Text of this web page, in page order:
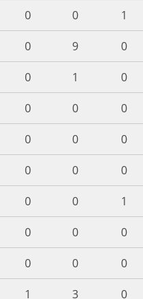
0 0 1
0 9 0
0 1 0
0 0 0
0 0 0
0 0 0
0 0 1
0 0 0
0 0 0
1 3 0